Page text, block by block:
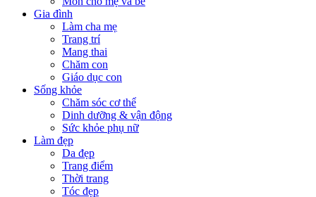
Gia đình
Làm cha mẹ
Trang trí
Mang thai
Chăm con
Giáo dục con
Sống khỏe
Chăm sóc cơ thể
Dinh dưỡng & vận động
Sức khỏe phụ nữ
Làm đẹp
Da đẹp
Trang điểm
Thời trang
Tóc đẹp